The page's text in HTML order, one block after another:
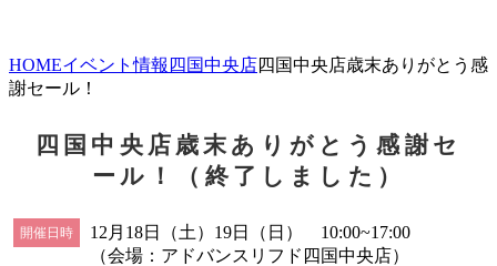
HOMEイベント情報 四国中央店四国中央店歳末ありがとう感
謝セール！
四国中央店歳末ありがとう感謝セ
ール！（終了しました）
開催日時
12月18日（土）19日（日） 10:00~17:00
（会場：アドバンスリフド四国中央店）